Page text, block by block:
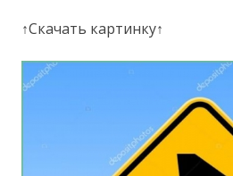
↑Скачать картинку↑